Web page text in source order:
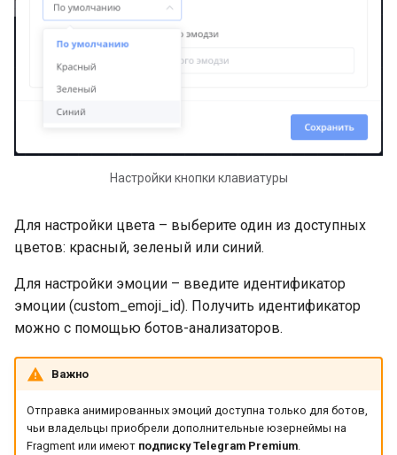
конструкторе чат-ботов
платформы LEADTEX
Библиотека готовых
шаблонов чат-ботов
Тарифы платформы
LEADTEX. Конструктор
ботов LEADTEX
Телеграм с помощью
Создание и настройка
Настройки кнопки клавиатуры
Для настройки цвета – выберите один из доступных
цветов: красный, зеленый или синий.
Для настройки эмоции – введите идентификатор
эмоции (custom_emoji_id). Получить идентификатор
можно с помощью ботов-анализаторов.
Важно
Отправка анимированных эмоций доступна только для ботов,
чьи владельцы приобрели дополнительные юзернеймы на
Fragment или имеют подписку Telegram Premium.